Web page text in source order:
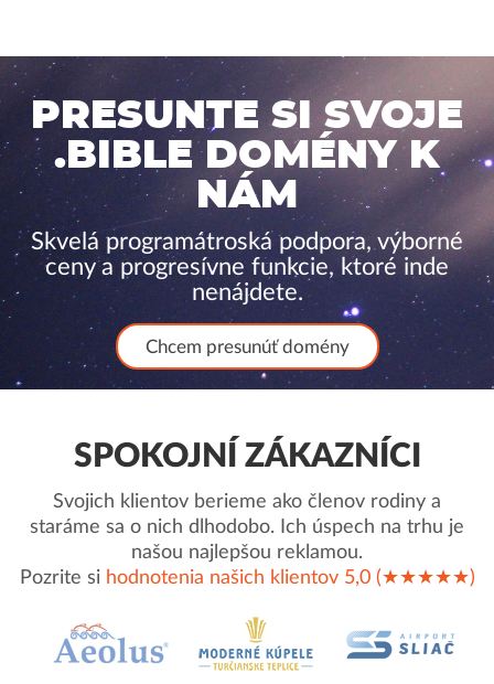
PRESUNTE SI SVOJE
.BIBLE DOMÉNY K
NÁM
Skvelá programátroská podpora, výborné
ceny a progresívne funkcie, ktoré inde
nenájdete.
Chcem presunúť domény
SPOKOJNÍ ZÁKAZNÍCI
Svojich klientov berieme ako členov rodiny a
staráme sa o nich dlhodobo. Ich úspech na trhu je
našou najlepšou reklamou.
Pozrite si hodnotenia našich klientov 5,0 (★★★★★)